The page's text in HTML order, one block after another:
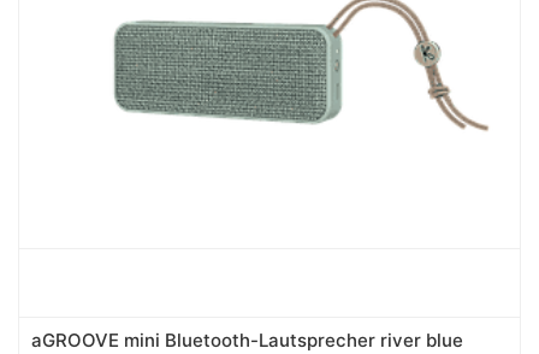
aGROOVE mini Bluetooth-Lautsprecher river blue